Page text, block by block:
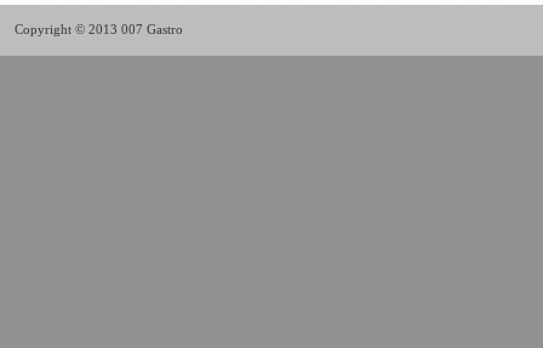
Copyright © 2013 007 Gastro